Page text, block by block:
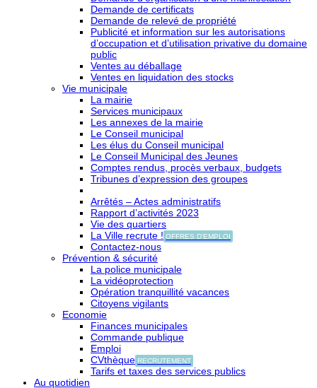
Demande de certificats
Demande de relevé de propriété
Publicité et information sur les autorisations
d’occupation et d’utilisation privative du domaine
public
Ventes au déballage
Ventes en liquidation des stocks
Vie municipale
La mairie
Services municipaux
Les annexes de la mairie
Le Conseil municipal
Les élus du Conseil municipal
Le Conseil Municipal des Jeunes
Comptes rendus, procès verbaux, budgets
Tribunes d’expression des groupes
Arrêtés – Actes administratifs
Rapport d’activités 2023
Vie des quartiers
La Ville recrute ! OFFRES D'EMPLOI
Contactez-nous
Prévention & sécurité
La police municipale
La vidéoprotection
Opération tranquillité vacances
Citoyens vigilants
Economie
Finances municipales
Commande publique
Emploi
CVthèque RECRUTEMENT
Tarifs et taxes des services publics
Au quotidien